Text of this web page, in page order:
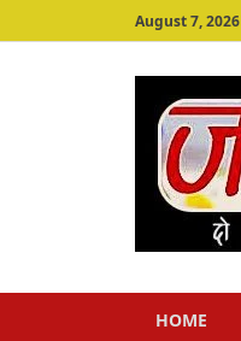
August 7, 2026
HOME